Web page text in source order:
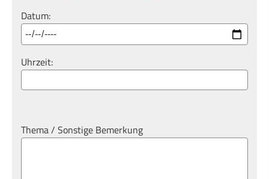
Datum:
Uhrzeit:
Thema / Sonstige Bemerkung